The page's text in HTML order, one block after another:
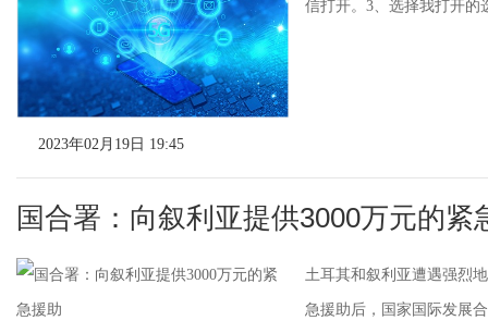
信打开。3、选择我打开的
2023年02月19日 19:45
国合署：向叙利亚提供3000万元的紧
土耳其和叙利亚遭遇强烈
急援助后，国家国际发展